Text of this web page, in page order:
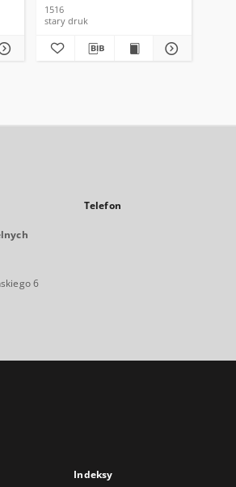
1516
stary druk
6
Telefon
Indeksy